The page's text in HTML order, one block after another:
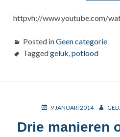
httpvh://www.youtube.com/
Posted inGeen categorie
Taggedgeluk,potlood
POSTED9 JANUARI 2014
Drie manieren